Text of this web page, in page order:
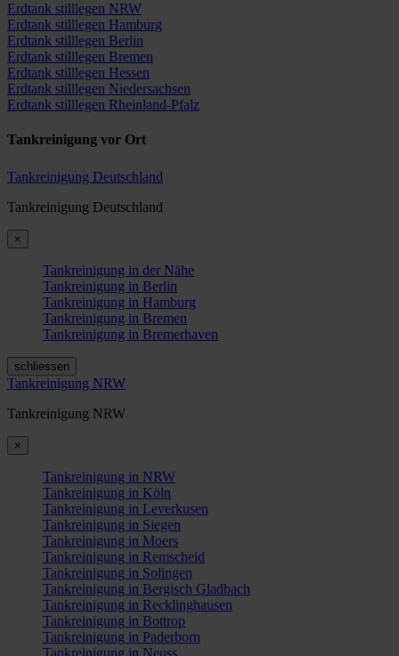
Erdtank stilllegen NRW
Erdtank stilllegen Hamburg
Erdtank stilllegen Berlin
Erdtank stilllegen Bremen
Erdtank stilllegen Hessen
Erdtank stilllegen Niedersachsen
Erdtank stilllegen Rheinland-Pfalz
Tankreinigung vor Ort
Tankreinigung Deutschland
Tankreinigung Deutschland
×
Tankreinigung in der Nähe
Tankreinigung in Berlin
Tankreinigung in Hamburg
Tankreinigung in Bremen
Tankreinigung in Bremerhaven
schliessen
Tankreinigung NRW
Tankreinigung NRW
×
Tankreinigung in NRW
Tankreinigung in Köln
Tankreinigung in Leverkusen
Tankreinigung in Siegen
Tankreinigung in Moers
Tankreinigung in Remscheid
Tankreinigung in Solingen
Tankreinigung in Bergisch Gladbach
Tankreinigung in Recklinghausen
Tankreinigung in Bottrop
Tankreinigung in Paderborn
Tankreinigung in Neuss